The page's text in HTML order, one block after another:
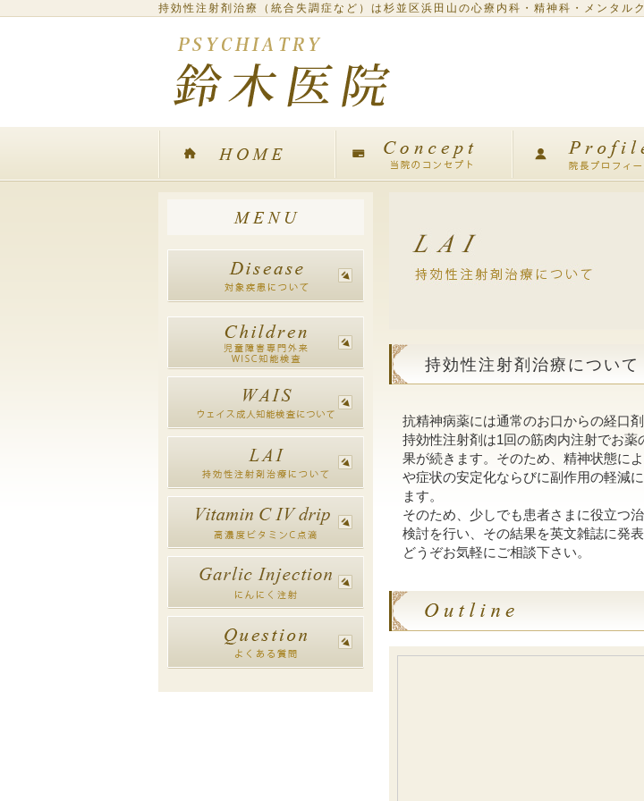
持効性注射剤治療（統合失調症など）は杉並区浜田山の心療内科・精神科・メンタル
持効性注射剤治療について
抗精神病薬には通常のお口からの経口
持効性注射剤は1回の筋肉内注射でお
果が続きます。そのため、精神状態に
や症状の安定化ならびに副作用の軽減
ます。
そのため、少しでも患者さまに役立つ
検討を行い、その結果を英文雑誌に発表
どうぞお気軽にご相談下さい。